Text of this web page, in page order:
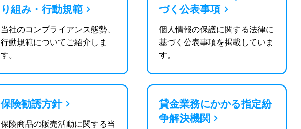
り組み・行動規範
当社のコンプライアンス態勢、
行動規範についてご紹介しま
す。
づく公表事項
個人情報の保護に関する法律に
基づく公表事項を掲載していま
す。
保険勧誘方針
保険商品の販売活動に関する当
貸金業務にかかる指定紛
争解決機関